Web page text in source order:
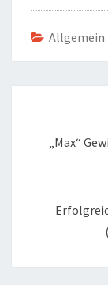
Allgemein
„Max“